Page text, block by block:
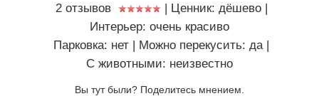
2 отзывов | Ценник: дёшево |
Интерьер: очень красиво
Парковка: нет | Можно перекусить: да |
C животными: неизвестно
Вы тут были? Поделитесь мнением.